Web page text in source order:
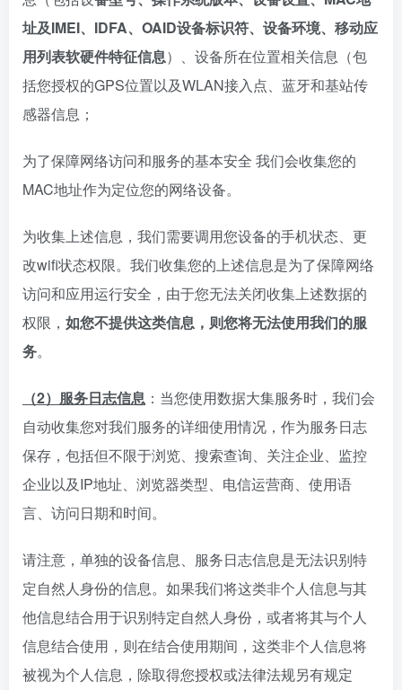
址及IMEI、IDFA、OAID设备标识符、设备环境、移动应
用列表软硬件特征信息）、设备所在位置相关信息（包
括您授权的GPS位置以及WLAN接入点、蓝牙和基站传
感器信息；
为了保障网络访问和服务的基本安全 我们会收集您的
MAC地址作为定位您的网络设备。
为收集上述信息，我们需要调用您设备的手机状态、更
改wifi状态权限。我们收集您的上述信息是为了保障网络
访问和应用运行安全，由于您无法关闭收集上述数据的
权限， 如您不提供这类信息，则您将无法使用我们的服
务。
（2）服务日志信息 ：当您使用数据大集服务时，我们会
自动收集您对我们服务的详细使用情况，作为服务日志
保存，包括但不限于浏览、搜索查询、关注企业、监控
企业以及IP地址、浏览器类型、电信运营商、使用语
言、访问日期和时间。
请注意，单独的设备信息、服务日志信息是无法识别特
定自然人身份的信息。如果我们将这类非个人信息与其
他信息结合用于识别特定自然人身份，或者将其与个人
信息结合使用，则在结合使用期间，这类非个人信息将
被视为个人信息，除取得您授权或法律法规另有规定